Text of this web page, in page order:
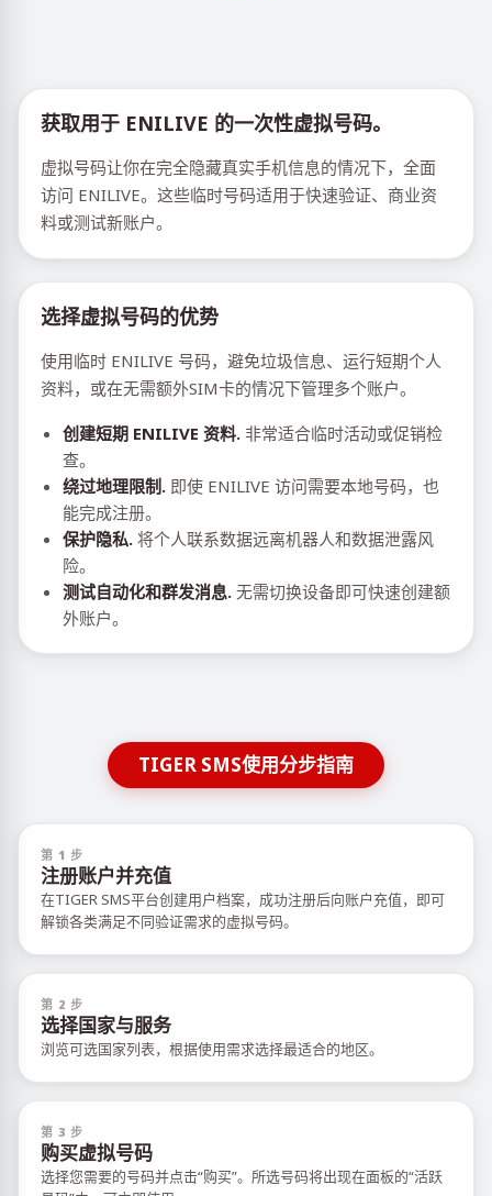
获取用于 ENILIVE 的一次性虚拟号码。
虚拟号码让你在完全隐藏真实手机信息的情况下，全面
访问 ENILIVE。这些临时号码适用于快速验证、商业资
料或测试新账户。
选择虚拟号码的优势
使用临时 ENILIVE 号码，避免垃圾信息、运行短期个人
资料，或在无需额外SIM卡的情况下管理多个账户。
创建短期 ENILIVE 资料. 非常适合临时活动或促销检
查。
绕过地理限制. 即使 ENILIVE 访问需要本地号码，也
能完成注册。
保护隐私. 将个人联系数据远离机器人和数据泄露风
险。
测试自动化和群发消息. 无需切换设备即可快速创建额
外账户。
TIGER SMS使用分步指南
第 1 步
注册账户并充值
在TIGER SMS平台创建用户档案，成功注册后向账户充值，即可
解锁各类满足不同验证需求的虚拟号码。
第 2 步
选择国家与服务
浏览可选国家列表，根据使用需求选择最适合的地区。
第 3 步
购买虚拟号码
选择您需要的号码并点击“购买”。所选号码将出现在面板的“活跃